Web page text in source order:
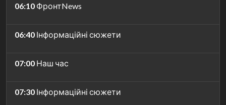
06:10 ФронтNews
06:40 Інформаційні сюжети
07:00 Наш час
07:30 Інформаційні сюжети